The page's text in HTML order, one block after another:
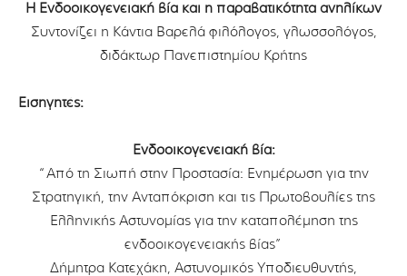
Η Ενδοοικογενειακή βία και η παραβατικότητα ανηλίκων
Συντονίζει η Κάντια Βαρελά φιλόλογος, γλωσσολόγος,
διδάκτωρ Πανεπιστημίου Κρήτης
Εισηγητές:
Ενδοοικογενειακή βία:
“Από τη Σιωπή στην Προστασία: Ενημέρωση για την
Στρατηγική, την Ανταπόκριση και τις Πρωτοβουλίες της
Ελληνικής Αστυνομίας για την καταπολέμηση της
ενδοοικογενειακής βίας”
Δήμητρα Κατεχάκη, Αστυνομικός Υποδιευθυντής,